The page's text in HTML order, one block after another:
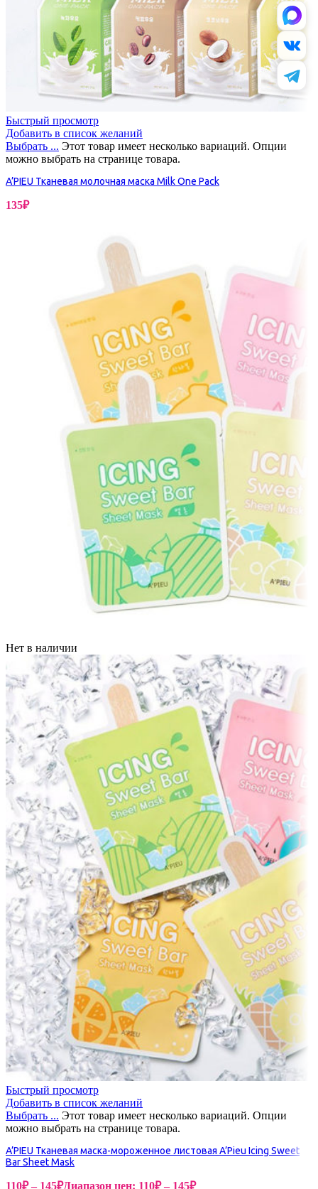
Быстрый просмотр
Добавить в список желаний
Выбрать ... Этот товар имеет несколько вариаций. Опции
можно выбрать на странице товара.
A’PIEU Тканевая молочная маска Milk One Pack
135₽
Нет в наличии
Быстрый просмотр
Добавить в список желаний
Выбрать ... Этот товар имеет несколько вариаций. Опции
можно выбрать на странице товара.
A’PIEU Тканевая маска-мороженное листовая A’Pieu Icing Sweet
Bar Sheet Mask
110₽ – 145₽Диапазон цен: 110₽ – 145₽